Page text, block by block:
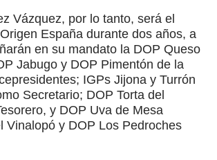
Vázquez, por lo tanto, será el
España durante dos años, a
en su mandato la DOP Queso
Jabugo y DOP Pimentón de la
IGPs Jijona y Turrón
Secretario; DOP Torta del
y DOP Uva de Mesa
Vinalopó y DOP Los Pedroches